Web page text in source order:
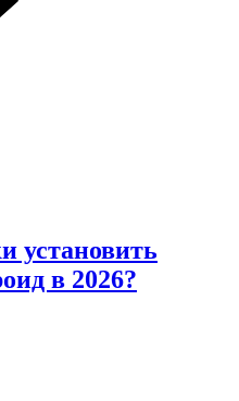
установить
в 2026?